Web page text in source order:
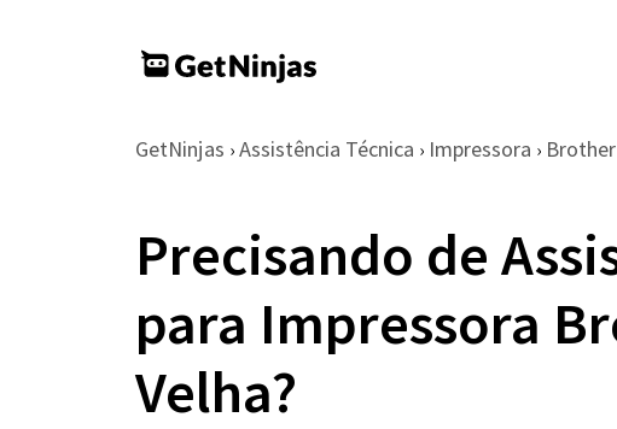
GetNinjas › Assistência Técnica › Impressora › Brother
Precisando de
para Impressora
Velha?